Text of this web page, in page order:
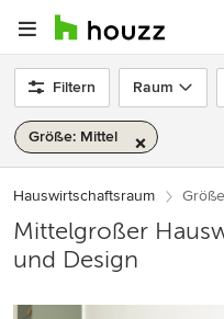
Filtern Raum
Größe: Mittel
Hauswirtschaftsraum
Mittelgroßer
und Design